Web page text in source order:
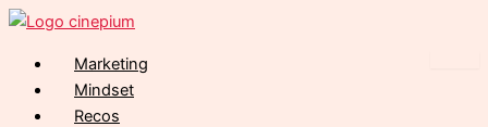
Marketing
Mindset
Recos